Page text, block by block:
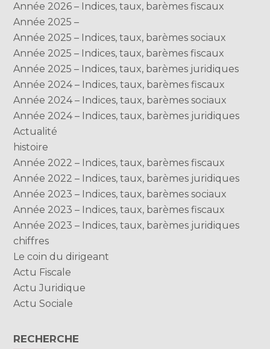
Année 2026 – Indices, taux, barèmes fiscaux
Année 2025 –
Année 2025 – Indices, taux, barèmes sociaux
Année 2025 – Indices, taux, barèmes fiscaux
Année 2025 – Indices, taux, barèmes juridiques
Année 2024 – Indices, taux, barèmes fiscaux
Année 2024 – Indices, taux, barèmes sociaux
Année 2024 – Indices, taux, barèmes juridiques
Actualité
histoire
Année 2022 – Indices, taux, barèmes fiscaux
Année 2022 – Indices, taux, barèmes juridiques
Année 2023 – Indices, taux, barèmes sociaux
Année 2023 – Indices, taux, barèmes fiscaux
Année 2023 – Indices, taux, barèmes juridiques
chiffres
Le coin du dirigeant
Actu Fiscale
Actu Juridique
Actu Sociale
RECHERCHE